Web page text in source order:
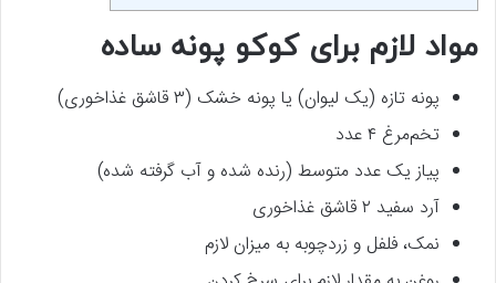
مواد لازم برای کوکو پونه ساده
پونه تازه (یک لیوان) یا پونه خشک (۳ قاشق غذاخوری)
تخم‌مرغ ۴ عدد
پیاز یک عدد متوسط (رنده شده و آب گرفته شده)
آرد سفید ۲ قاشق غذاخوری
نمک، فلفل و زردچوبه به میزان لازم